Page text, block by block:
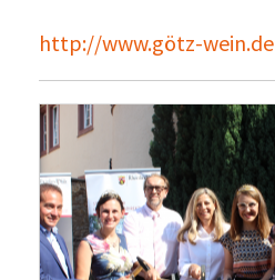
http://www.götz-wein.de